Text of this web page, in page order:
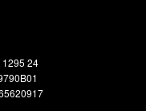
1295 24